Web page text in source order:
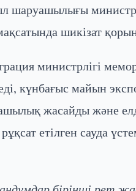
шаруашылығы
шикізат
министрлігі
күнбағыс майын
жасайды және
етілген сауда